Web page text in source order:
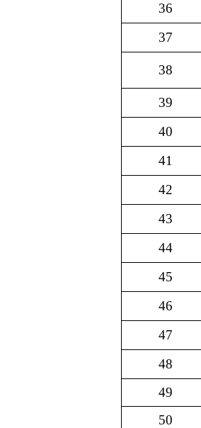
36
37
38
39
40
41
42
43
44
45
46
47
48
49
50